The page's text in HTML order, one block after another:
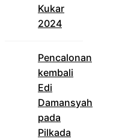
Kukar
2024
Pencalonan
kembali
Edi
Damansyah
pada
Pilkada